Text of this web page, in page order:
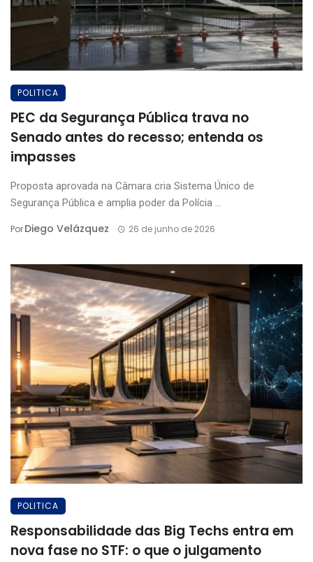
POLITICA
PEC da Segurança Pública trava no
Senado antes do recesso; entenda os
impasses
Proposta aprovada na Câmara cria Sistema Único de
Segurança Pública e amplia poder da Polícia ...
PorDiego Velázquez 26 de junho de 2026
POLITICA
Responsabilidade das Big Techs entra em
nova fase no STF: o que o julgamento